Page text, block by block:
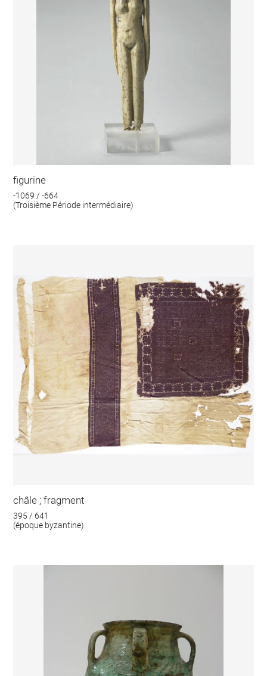
figurine
-1069 / -664
(Troisième Période intermédiaire)
châle ; fragment
395 / 641
(époque byzantine)